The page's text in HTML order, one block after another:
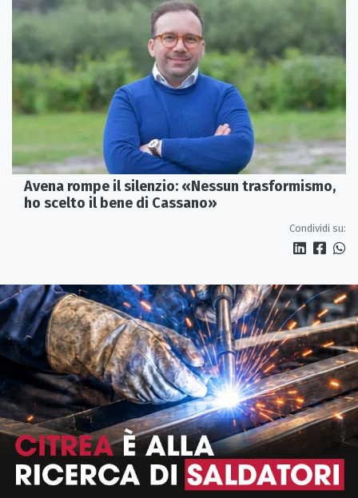
Avena rompe il silenzio: «Nessun trasformismo,
ho scelto il bene di Cassano»
Condividi su: